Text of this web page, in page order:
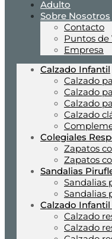
Adulto
Sobre Nosotros
Contacto
Puntos de
Empresa
Calzado Infantil
Calzado
Calzado
Calzado
Calzado
Colegiales
Zapatos
Zapatos
Sandalias
Sandalias
Sandalias
Calzado
Calzado
Calzado